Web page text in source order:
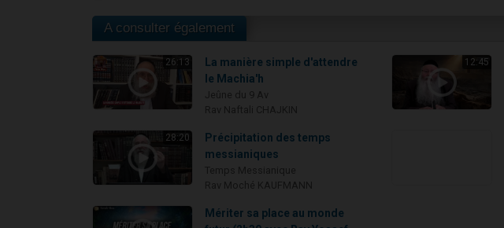
A consulter également
26:13
La manière simple d'attendre
le Machia'h
12:45
28:20
Précipitation des temps
messianiques
Mériter sa place au monde